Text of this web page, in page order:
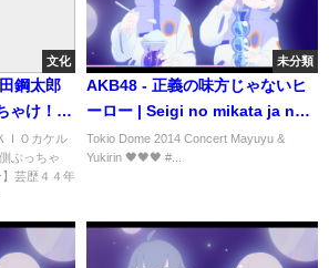
文化
鋼太郎
ゃけ！爆
[字]…の
ＩＯカケル
ぶっちゃ
芸歴４４年
未分類
AKB48 - 正義の味方じゃないヒ
ーロー | Seigi no mikata ja nai
Hero- Team B
Tokio Dome 2014 Concert Mayuyu &
Yukirin 🖤🖤🖤 #...